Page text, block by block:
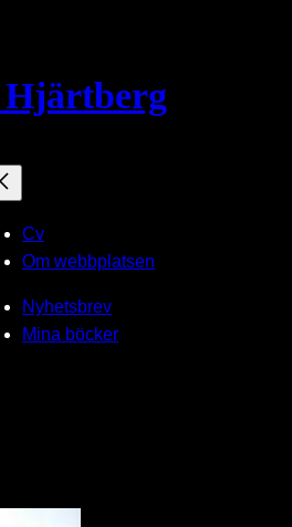
Cv
Om webbplatsen
Nyhetsbrev
Mina böcker